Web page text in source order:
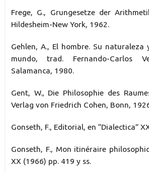
Frege, G., Grungesetze der
Hildesheim-New York, 1962.
Gehlen, A., El hombre. Su
mundo, trad. Fernando-Carlos
Salamanca, 1980.
Gent, W., Die Philosophie des
Verlag von Friedrich Cohen, Bonn,
Gonseth, F., Editorial, en “Dialectica”
Gonseth, F., Mon itinéraire
XX (1966) pp. 419 y ss.